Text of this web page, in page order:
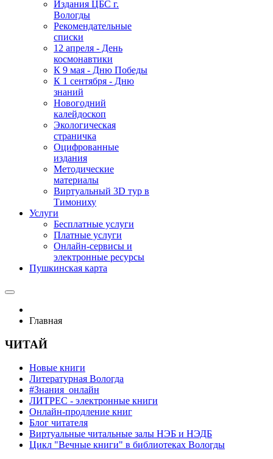
Издания ЦБС г.
Вологды
Рекомендательные
списки
12 апреля - День
космонавтики
К 9 мая - Дню Победы
К 1 сентября - Дню
знаний
Новогодний
калейдоскоп
Экологическая
страничка
Оцифрованные
издания
Методические
материалы
Виртуальный 3D тур в
Тимониху
Услуги
Бесплатные услуги
Платные услуги
Онлайн-сервисы и
электронные ресурсы
Пушкинская карта
Главная
ЧИТАЙ
Новые книги
Литературная Вологда
#Знания_онлайн
ЛИТРЕС - электронные книги
Онлайн-продление книг
Блог читателя
Виртуальные читальные залы НЭБ и НЭДБ
Цикл "Вечные книги" в библиотеках Вологды